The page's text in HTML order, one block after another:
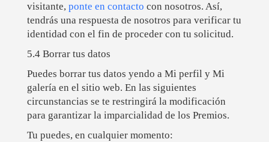
visitante, ponte en contacto con nosotros. Así,
tendrás una respuesta de nosotros para verificar tu
identidad con el fin de proceder con tu solicitud.
5.4 Borrar tus datos
Puedes borrar tus datos yendo a Mi perfil y Mi
galería en el sitio web. En las siguientes
circunstancias se te restringirá la modificación
para garantizar la imparcialidad de los Premios.
Tu puedes, en cualquier momento: